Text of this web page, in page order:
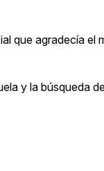
que agradecía el
y la búsqueda